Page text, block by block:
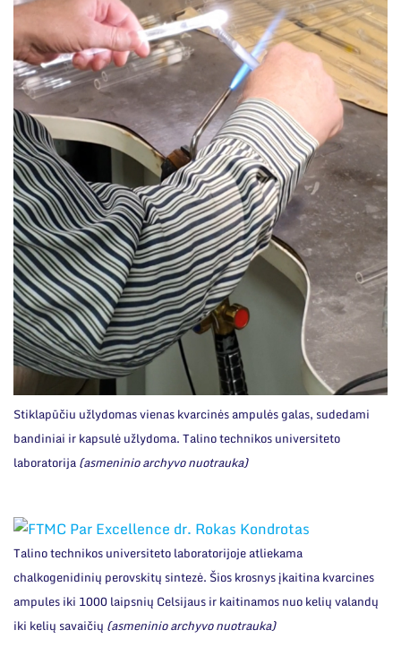
Stiklapūčiu užlydomas vienas kvarcinės ampulės galas, sudedami
bandiniai ir kapsulė užlydoma. Talino technikos universiteto
laboratorija(asmeninio archyvo nuotrauka)
Talino technikos universiteto laboratorijoje atliekama
chalkogenidinių perovskitų sintezė. Šios krosnys įkaitina kvarcines
ampules iki 1000 laipsnių Celsijaus ir kaitinamos nuo kelių valandų
iki kelių savaičių (asmeninio archyvo nuotrauka)